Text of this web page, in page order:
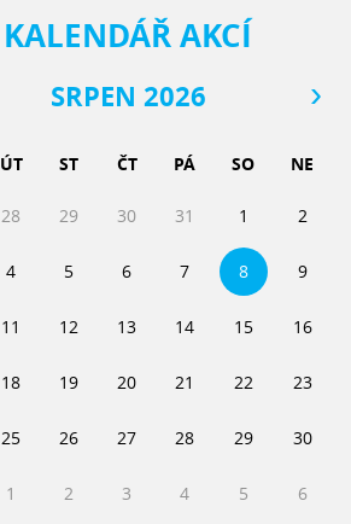
KALENDÁŘ AKCÍ
SRPEN 2026
ÚT ST ČT PÁ SO NE
28 29 30 31 1 2
4 5 6 7 8 9
11 12 13 14 15 16
18 19 20 21 22 23
25 26 27 28 29 30
1 2 3 4 5 6